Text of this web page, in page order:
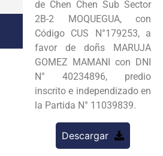
de Chen Chen Sub Sector
2B-2 MOQUEGUA, con
Código CUS N°179253, a
favor de doñs MARUJA
GOMEZ MAMANI con DNI
N° 40234896, predio
inscrito e independizado en
la Partida N° 11039839.
Descargar